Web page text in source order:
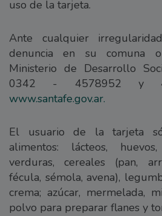
uso de la tarjeta.
Ante cualquier
denuncia en su comuna
Ministerio de Desarrollo
0342 - 4578952 y
www.santafe.gov.ar.
El usuario de la tarjeta
alimentos: lácteos,
verduras, cereales (pan,
fécula, sémola, avena),
crema; azúcar, mermelada,
polvo para preparar flanes y